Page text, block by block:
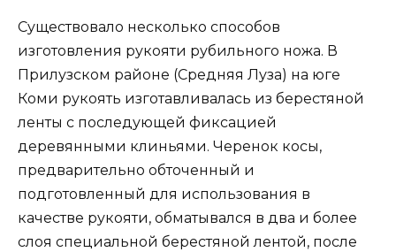
Существовало несколько способов
изготовления рукояти рубильного ножа. В
Прилузском районе (Средняя Луза) на юге
Коми рукоять изготавливалась из берестяной
ленты с последующей фиксацией
деревянными клиньями. Черенок косы,
предварительно обточенный и
подготовленный для использования в
качестве рукояти, обматывался в два и более
слоя специальной берестяной лентой, после